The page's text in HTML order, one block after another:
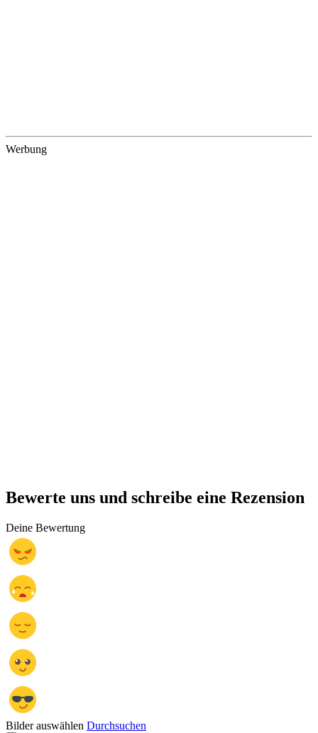
Werbung
Bewerte uns und schreibe eine Rezension
Deine Bewertung
Bilder auswählen Durchsuchen